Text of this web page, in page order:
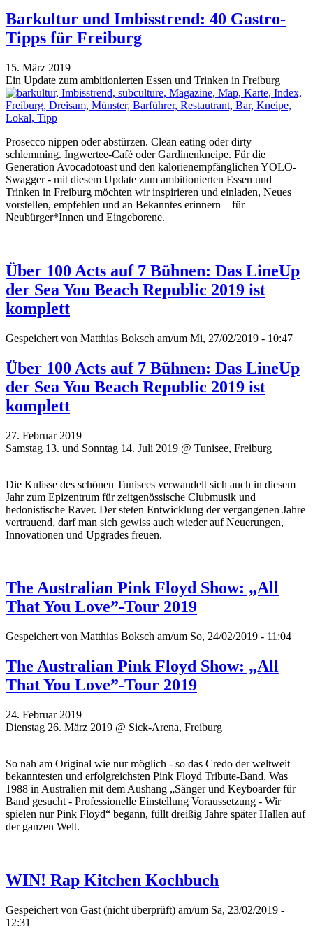
Barkultur und Imbisstrend: 40 Gastro-
Tipps für Freiburg
15. März 2019
Ein Update zum ambitionierten Essen und Trinken in Freiburg
Prosecco nippen oder abstürzen. Clean eating oder dirty
schlemming. Ingwertee-Café oder Gardinenkneipe. Für die
Generation Avocadotoast und den kalorienempfänglichen YOLO-
Swagger - mit diesem Update zum ambitionierten Essen und
Trinken in Freiburg möchten wir inspirieren und einladen, Neues
vorstellen, empfehlen und an Bekanntes erinnern – für
Neubürger*Innen und Eingeborene.
Über 100 Acts auf 7 Bühnen: Das LineUp
der Sea You Beach Republic 2019 ist
komplett
Gespeichert von Matthias Boksch am/um Mi, 27/02/2019 - 10:47
Über 100 Acts auf 7 Bühnen: Das LineUp
der Sea You Beach Republic 2019 ist
komplett
27. Februar 2019
Samstag 13. und Sonntag 14. Juli 2019 @ Tunisee, Freiburg
Die Kulisse des schönen Tunisees verwandelt sich auch in diesem
Jahr zum Epizentrum für zeitgenössische Clubmusik und
hedonistische Raver. Der steten Entwicklung der vergangenen Jahre
vertrauend, darf man sich gewiss auch wieder auf Neuerungen,
Innovationen und Upgrades freuen.
The Australian Pink Floyd Show: „All
That You Love”-Tour 2019
Gespeichert von Matthias Boksch am/um So, 24/02/2019 - 11:04
The Australian Pink Floyd Show: „All
That You Love”-Tour 2019
24. Februar 2019
Dienstag 26. März 2019 @ Sick-Arena, Freiburg
So nah am Original wie nur möglich - so das Credo der weltweit
bekanntesten und erfolgreichsten Pink Floyd Tribute-Band. Was
1988 in Australien mit dem Aushang „Sänger und Keyboarder für
Band gesucht - Professionelle Einstellung Voraussetzung - Wir
spielen nur Pink Floyd“ begann, füllt dreißig Jahre später Hallen auf
der ganzen Welt.
WIN! Rap Kitchen Kochbuch
Gespeichert von Gast (nicht überprüft) am/um Sa, 23/02/2019 -
12:31